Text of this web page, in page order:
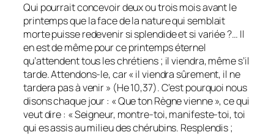
Qui pourrait concevoir deux ou trois mois avant le
printemps que la face de la nature qui semblait
morte puisse redevenir si splendide et si variée ?… Il
en est de même pour ce printemps éternel
qu’attendent tous les chrétiens ; il viendra, même s’il
tarde. Attendons-le, car « il viendra sûrement, il ne
tardera pas à venir » (He 10,37). C’est pourquoi nous
disons chaque jour : « Que ton Règne vienne », ce qui
veut dire : « Seigneur, montre-toi, manifeste-toi, toi
qui es assis au milieu des chérubins. Resplendis ;